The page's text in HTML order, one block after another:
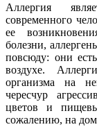
Аллергия
современного
ее
болезни,
повсюду: они
воздухе.
организма на
чересчур
цветов и
сожалению, на